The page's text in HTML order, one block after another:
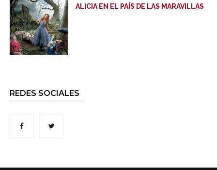
ALICIA EN EL PAÍS DE LAS MARAVILLAS
REDES SOCIALES